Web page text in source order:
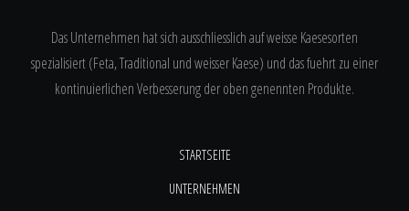
Das Unternehmen hat sich ausschliesslich auf weisse Kaesesorten
spezialisiert (Feta, Traditional und weisser Kaese) und das fuehrt zu einer
kontinuierlichen Verbesserung der oben genennten Produkte.
STARTSEITE
UNTERNEHMEN